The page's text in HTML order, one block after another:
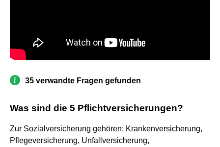
35 verwandte Fragen gefunden
Was sind die 5 Pflichtversicherungen?
Zur Sozialversicherung gehören: Krankenversicherung,
Pflegeversicherung, Unfallversicherung,